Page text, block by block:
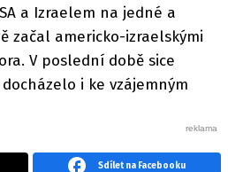
a Izraelem na jedné a
začal americko-izraelskými
V poslední době sice
i ke vzájemným
Sdílet na Facebooku